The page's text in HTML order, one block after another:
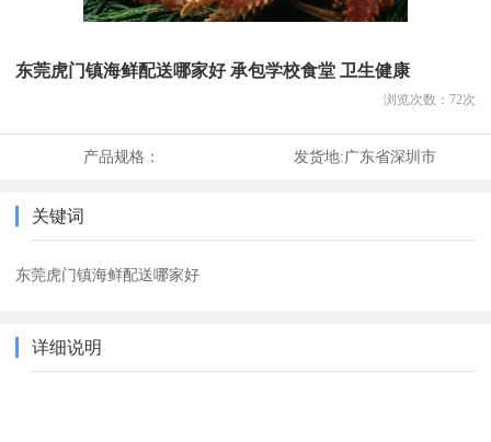
东莞虎门镇海鲜配送哪家好 承包学校食堂 卫生健康
浏览次数： 72次
产品规格： 发货地:广东省深圳市
关键词
东莞虎门镇海鲜配送哪家好
详细说明